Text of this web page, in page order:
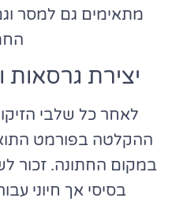
מתאימים גם למסר
יצירת גרסאות
לאחר כל שלבי
ההקלטה בפורמט
במקום החתונה. זכור
בסיסי אך חיוני